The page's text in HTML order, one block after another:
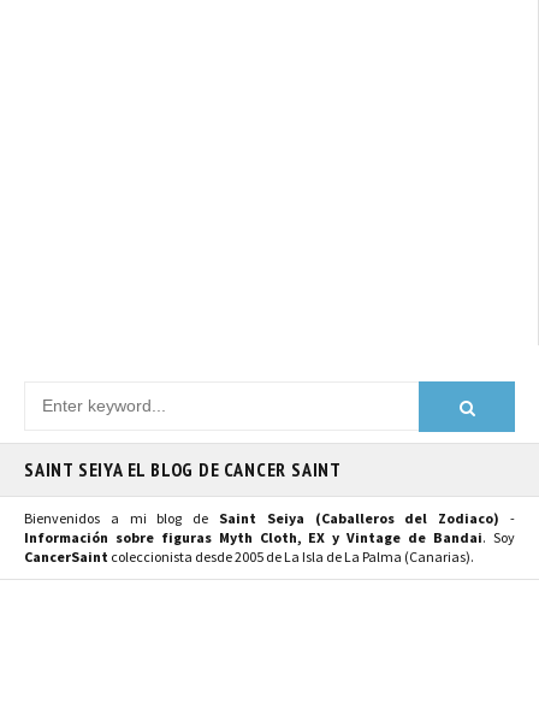
SAINT SEIYA EL BLOG DE CANCER SAINT
Bienvenidos a mi blog de Saint Seiya (Caballeros del Zodiaco) -
Información sobre figuras Myth Cloth, EX y Vintage de Bandai. Soy
CancerSaint coleccionista desde 2005 de La Isla de La Palma (Canarias).